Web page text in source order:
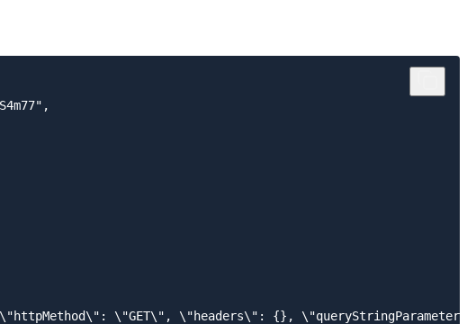
\"GET\", \"headers\": {},